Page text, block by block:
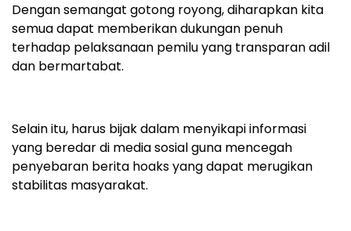
Dengan semangat gotong royong, diharapkan kita
semua dapat memberikan dukungan penuh
terhadap pelaksanaan pemilu yang transparan adil
dan bermartabat.
Selain itu, harus bijak dalam menyikapi informasi
yang beredar di media sosial guna mencegah
penyebaran berita hoaks yang dapat merugikan
stabilitas masyarakat.